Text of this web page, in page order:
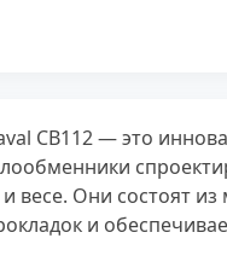
CB112 — это
Они состоят
и